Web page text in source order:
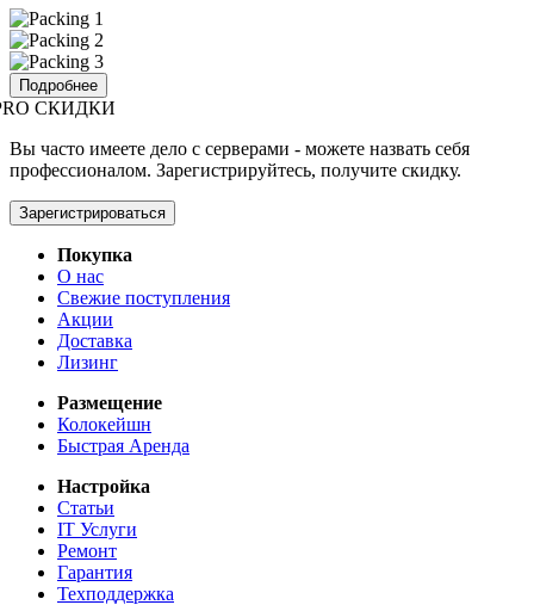
Подробнее
СКИДКИ
Вы часто имеете дело с серверами - можете назвать себя
профессионалом. Зарегистрируйтесь, получите скидку.
Зарегистрироваться
Покупка
О нас
Свежие поступления
Акции
Доставка
Лизинг
Размещение
Колокейшн
Быстрая Аренда
Настройка
Статьи
IT Услуги
Ремонт
Гарантия
Техподдержка